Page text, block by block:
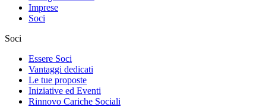
Imprese
Soci
Soci
Essere Soci
Vantaggi dedicati
Le tue proposte
Iniziative ed Eventi
Rinnovo Cariche Sociali